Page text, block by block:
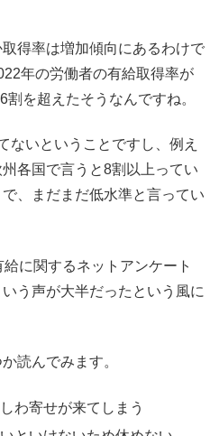
得率は増加傾向にあるわけで
年の労働者の有給取得率が
を超えたそうなんですね。
ないということですし、例え
各国で言うと8割以上ってい
、まだまだ低水準と言ってい
に関するネットアンケート
う声が大半だったという風に
読んでみます。
わ寄せが来てしまう